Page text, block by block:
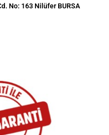
No: 163 Nilüfer BURSA